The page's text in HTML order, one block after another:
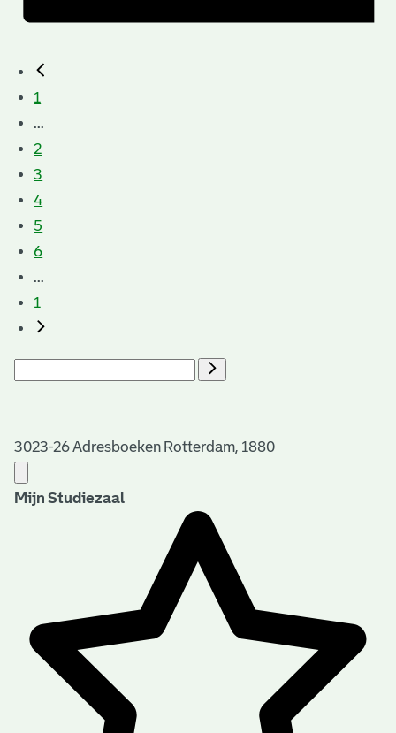
1
...
2
3
4
5
6
...
1
3023-26 Adresboeken Rotterdam, 1880
Mijn Studiezaal